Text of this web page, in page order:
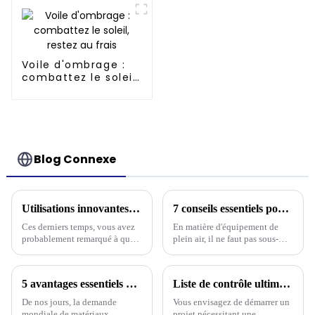
Voile d'ombrage :
combattez le soleil,
Blog Connexe
Utilisations innovantes des bâches en polyéthylène dans les industries mondiales et leur impact économique
Ces derniers temps, vous avez
probablement remarqué à quel
entier ont évolué rapidement,
de bâches en PE.
7 conseils essentiels pour choisir la meilleure bâche de camouflage : améliorez votre équipement de plein air !
En matière d'équipement de
plein air, il ne faut pas sous-
équipement durable et
de camouflage. Vous savez,
5 avantages essentiels du choix d'une bâche en PVC pour vos besoins d'approvisionnement mondiaux
De nos jours, la demande
Liste de contrôle ultime pour choisir la bonne bâche PE camouflage pour votre projet
Vous envisagez de démarrer un